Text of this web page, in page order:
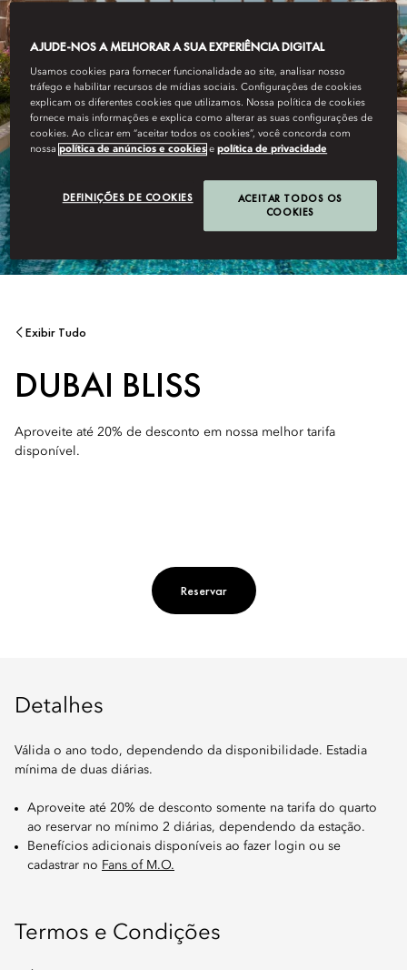
Exibir Tudo
DUBAI BLISS
Aproveite até 20% de desconto em nossa melhor tarifa
disponível.
Reservar
Detalhes
Válida o ano todo, dependendo da disponibilidade. Estadia
mínima de duas diárias.
Aproveite até 20% de desconto somente na tarifa do quarto
ao reservar no mínimo 2 diárias, dependendo da estação.
Benefícios adicionais disponíveis ao fazer login ou se
cadastrar no Fans of M.O.
Termos e Condições
AJUDE-NOS A MELHORAR A SUA EXPERIÊNCIA DIGITAL
Usamos cookies para fornecer funcionalidade ao site, analisar nosso
tráfego e habilitar recursos de mídias sociais. Configurações de cookies
explicam os diferentes cookies que utilizamos. Nossa política de cookies
fornece mais informações e explica como alterar as suas configurações de
cookies. Ao clicar em “aceitar todos os cookies”, você concorda com
nossapolítica de anúncios e cookies epolítica de privacidade
DEFINIÇÕES DE COOKIES
ACEITAR TODOS OS
COOKIES